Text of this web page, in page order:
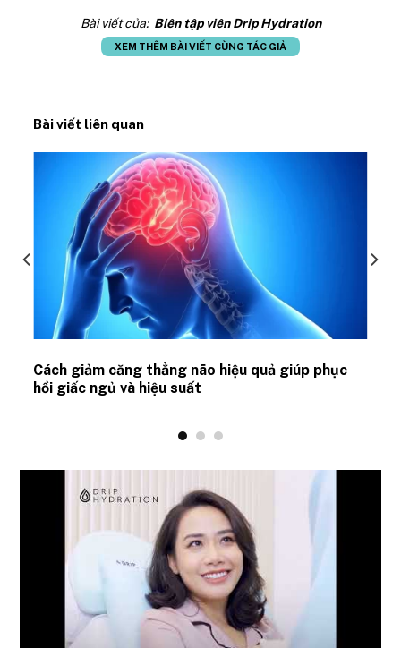
Bài viết của: Biên tập viên Drip Hydration
XEM THÊM BÀI VIẾT CÙNG TÁC GIẢ
Bài viết liên quan
Cách giảm căng thẳng não hiệu quả giúp phục
hồi giấc ngủ và hiệu suất